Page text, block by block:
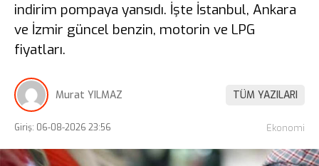
indirim pompaya yansıdı. İşte İstanbul, Ankara
ve İzmir güncel benzin, motorin ve LPG
fiyatları.
Murat YILMAZ TÜM YAZILARI
Giriş: 06-08-2026 23:56 Ekonomi